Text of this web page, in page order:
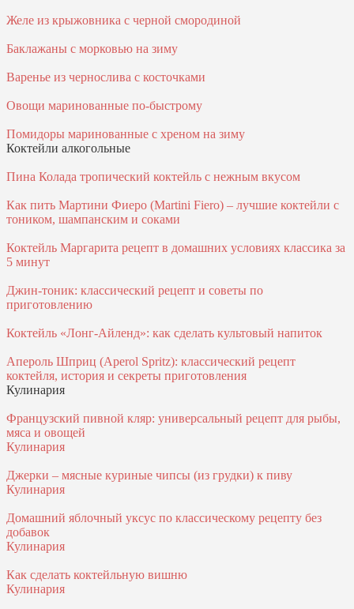
Желе из крыжовника с черной смородиной
Баклажаны с морковью на зиму
Варенье из чернослива с косточками
Овощи маринованные по-быстрому
Помидоры маринованные с хреном на зиму
Коктейли алкогольные
Пина Колада тропический коктейль с нежным вкусом
Как пить Мартини Фиеро (Martini Fiero) – лучшие коктейли с
тоником, шампанским и соками
Коктейль Маргарита рецепт в домашних условиях классика за
5 минут
Джин-тоник: классический рецепт и советы по
приготовлению
Коктейль «Лонг-Айленд»: как сделать культовый напиток
Апероль Шприц (Aperol Spritz): классический рецепт
коктейля, история и секреты приготовления
Кулинария
Французский пивной кляр: универсальный рецепт для рыбы,
мяса и овощей
Кулинария
Джерки – мясные куриные чипсы (из грудки) к пиву
Кулинария
Домашний яблочный уксус по классическому рецепту без
добавок
Кулинария
Как сделать коктейльную вишню
Кулинария